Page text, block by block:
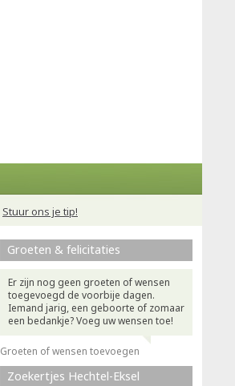
Stuur ons je tip!
Groeten & felicitaties
Er zijn nog geen groeten of wensen
toegevoegd de voorbije dagen.
Iemand jarig, een geboorte of zomaar
een bedankje? Voeg uw wensen toe!
Groeten of wensen toevoegen
Zoekertjes Hechtel-Eksel